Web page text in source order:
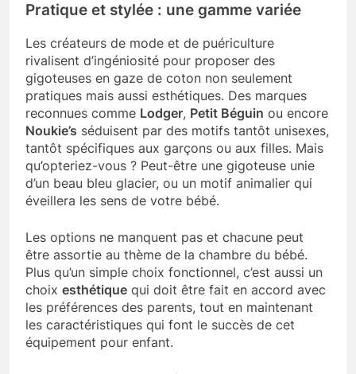
Pratique et stylée : une gamme variée
Les créateurs de mode et de puériculture
rivalisent d’ingéniosité pour proposer des
gigoteuses en gaze de coton non seulement
pratiques mais aussi esthétiques. Des marques
reconnues comme Lodger, Petit Béguin ou encore
Noukie’s séduisent par des motifs tantôt unisexes,
tantôt spécifiques aux garçons ou aux filles. Mais
qu’opteriez-vous ? Peut-être une gigoteuse unie
d’un beau bleu glacier, ou un motif animalier qui
éveillera les sens de votre bébé.
Les options ne manquent pas et chacune peut
être assortie au thème de la chambre du bébé.
Plus qu’un simple choix fonctionnel, c’est aussi un
choix esthétique qui doit être fait en accord avec
les préférences des parents, tout en maintenant
les caractéristiques qui font le succès de cet
équipement pour enfant.